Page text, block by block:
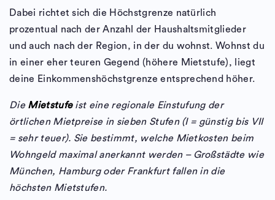
Dabei richtet sich die Höchstgrenze natürlich
prozentual nach der Anzahl der Haushaltsmitglieder
und auch nach der Region, in der du wohnst. Wohnst du
in einer eher teuren Gegend (höhere Mietstufe), liegt
deine Einkommenshöchstgrenze entsprechend höher.
Die Mietstufeist eine regionale Einstufung der
örtlichen Mietpreise in sieben Stufen (I = günstig bis VII
= sehr teuer). Sie bestimmt, welche Mietkosten beim
Wohngeld maximal anerkannt werden – Großstädte wie
München, Hamburg oder Frankfurt fallen in die
höchsten Mietstufen.